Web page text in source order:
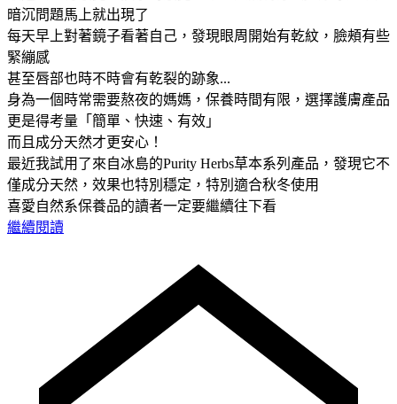
暗沉問題馬上就出現了
每天早上對著鏡子看著自己，發現眼周開始有乾紋，臉頰有些
緊繃感
甚至唇部也時不時會有乾裂的跡象...
身為一個時常需要熬夜的媽媽，保養時間有限，選擇護膚產品
更是得考量「簡單、快速、有效」
而且成分天然才更安心！
最近我試用了來自冰島的Purity Herbs草本系列產品，發現它不
僅成分天然，效果也特別穩定，特別適合秋冬使用
喜愛自然系保養品的讀者一定要繼續往下看
繼續閱讀